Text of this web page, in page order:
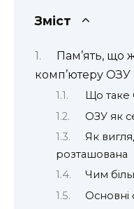
Зміст
Пам’ять, що
комп’ютеру ОЗУ
Що таке
ОЗУ як
Як
розташована
Чим
Основні